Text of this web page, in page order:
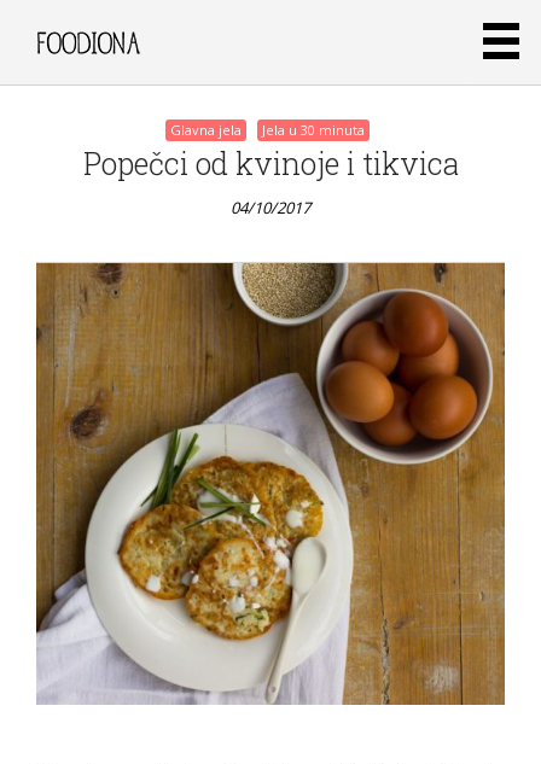
Glavna jela Jela u 30 minuta
Popečci od kvinoje i tikvica
04/10/2017
Posts
navigation